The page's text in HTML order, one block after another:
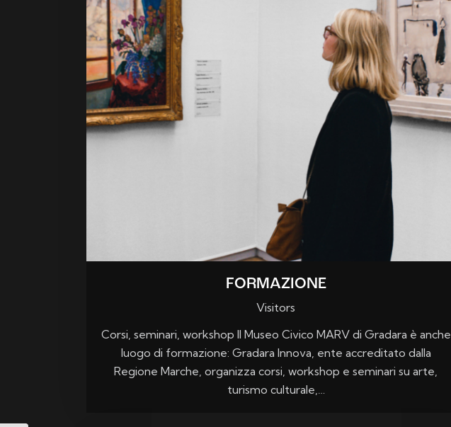
FORMAZIONE
Visitors
Corsi, seminari, workshop Il Museo Civico MARV di Gradara è anche
luogo di formazione: Gradara Innova, ente accreditato dalla
Regione Marche, organizza corsi, workshop e seminari su arte,
turismo culturale,…